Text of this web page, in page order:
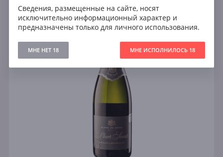
Сведения, размещенные на сайте, носят
исключительно информационный характер и
предназначены только для личного использования.
МНЕ НЕТ 18 МНЕ ИСПОЛНИЛОСЬ 18